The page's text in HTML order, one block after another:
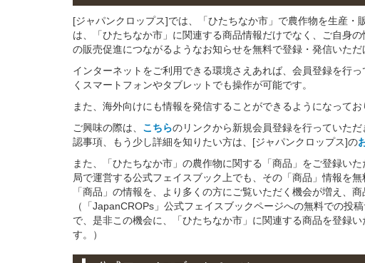
[ジャパンクロップス]では、「ひたちなか市」で農作物を生産
は、「ひたちなか市」に関連する商品情報だけでなく、ご自身
の販売促進につながるようなお知らせを無料で登録・発信いただ
インターネットをご利用できる環境さえあれば、会員登録を行
くスマートフォンやタブレットでも操作が可能です。
また、海外向けにも情報を発信することができるようになってお
ご興味の際は、 こちらのリンクから新規会員登録を行っていた
認事項、もう少し詳細を知りたい方は、[ジャパンクロップス]の
また、「ひたちなか市」の農作物に関する「商品」をご登録い
局で運営する公式フェイスブック上でも、その「商品」情報を
「商品」の情報を、より多くの方にご覧いただく機会が増え、
（「JapanCROPs」公式フェイスブックページへの無料での投
で、是非この機会に、「ひたちなか市」に関連する商品を登録
す。）